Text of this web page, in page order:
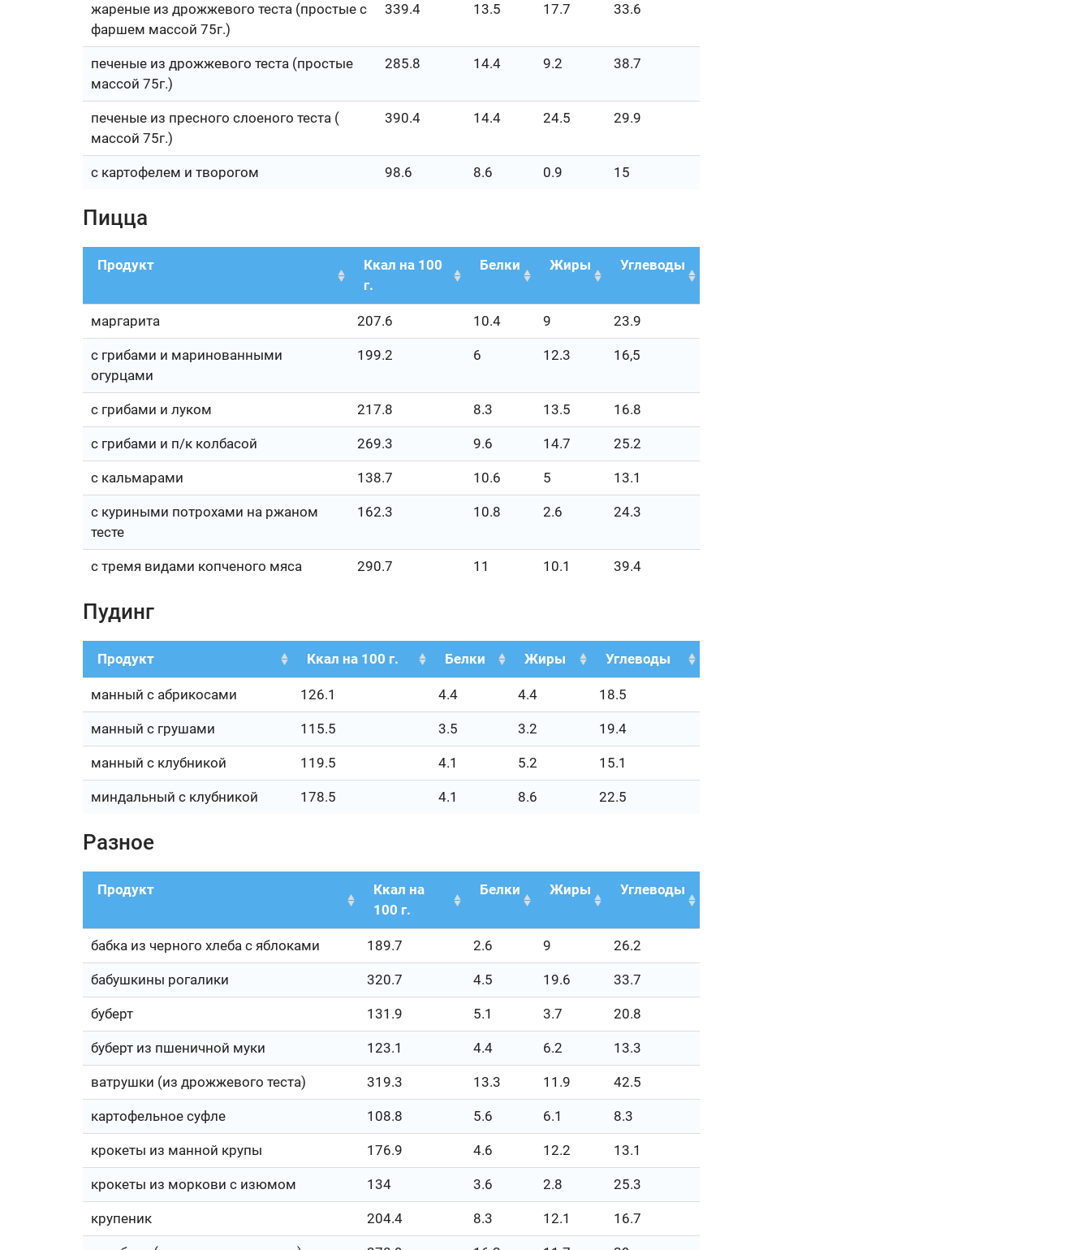
жареные из дрожжевого теста (простые с
фаршем массой 75г.)
339.4 13.5 17.7 33.6
печеные из дрожжевого теста (простые
массой 75г.)
285.8 14.4 9.2 38.7
печеные из пресного слоеного теста (
массой 75г.)
390.4 14.4 24.5 29.9
с картофелем и творогом 98.6 8.6 0.9 15
Пицца
Продукт
Ккал на 100
г.
Белки Жиры Углеводы
маргарита 207.6 10.4 9 23.9
с грибами и маринованными
огурцами
199.2 6 12.3 16,5
с грибами и луком 217.8 8.3 13.5 16.8
с грибами и п/к колбасой 269.3 9.6 14.7 25.2
с кальмарами 138.7 10.6 5 13.1
с куриными потрохами на ржаном
тесте
162.3 10.8 2.6 24.3
с тремя видами копченого мяса 290.7 11 10.1 39.4
Пудинг
Продукт Ккал на 100 г. Белки Жиры Углеводы
манный с абрикосами 126.1 4.4 4.4 18.5
манный с грушами 115.5 3.5 3.2 19.4
манный с клубникой 119.5 4.1 5.2 15.1
миндальный с клубникой 178.5 4.1 8.6 22.5
Разное
Продукт
Ккал на
100 г.
Белки Жиры Углеводы
бабка из черного хлеба с яблоками 189.7 2.6 9 26.2
бабушкины рогалики 320.7 4.5 19.6 33.7
буберт 131.9 5.1 3.7 20.8
буберт из пшеничной муки 123.1 4.4 6.2 13.3
ватрушки (из дрожжевого теста) 319.3 13.3 11.9 42.5
картофельное суфле 108.8 5.6 6.1 8.3
крокеты из манной крупы 176.9 4.6 12.2 13.1
крокеты из моркови с изюмом 134 3.6 2.8 25.3
крупеник 204.4 8.3 12.1 16.7